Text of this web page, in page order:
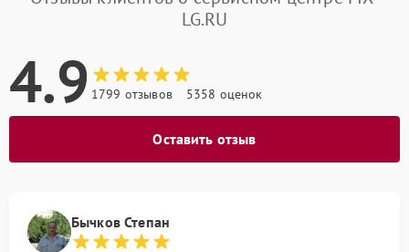
LG.RU
4.9 1799 отзывов 5358 оценок
Оставить отзыв
Бычков Степан